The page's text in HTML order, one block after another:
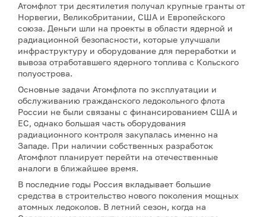
Атомфлот три десятилетия получал крупные гранты от
Норвегии, Великобритании, США и Европейского
союза. Деньги шли на проекты в области ядерной и
радиационной безопасности, которые улучшали
инфраструктуру и оборудование для переработки и
вывоза отработавшего ядерного топлива с Кольского
полуострова.
Основные задачи Атомфлота по эксплуатации и
обслуживанию гражданского ледокольного флота
России не были связаны с финансированием США и
ЕС, однако большая часть оборудования
радиационного контроля закупалась именно на
Западе. При наличии собственных разработок
Атомфлот планирует перейти на отечественные
аналоги в ближайшее время.
В последние годы Россия вкладывает большие
средства в строительство нового поколения мощных
атомных ледоколов. В летний сезон, когда на